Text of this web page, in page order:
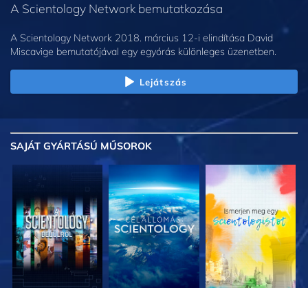
A Scientology Network bemutatkozása
A Scientology Network 2018. március 12-i elindítása David
Miscavige bemutatójával egy egyórás különleges üzenetben.
Lejátszás
SAJÁT GYÁRTÁSÚ MŰSOROK